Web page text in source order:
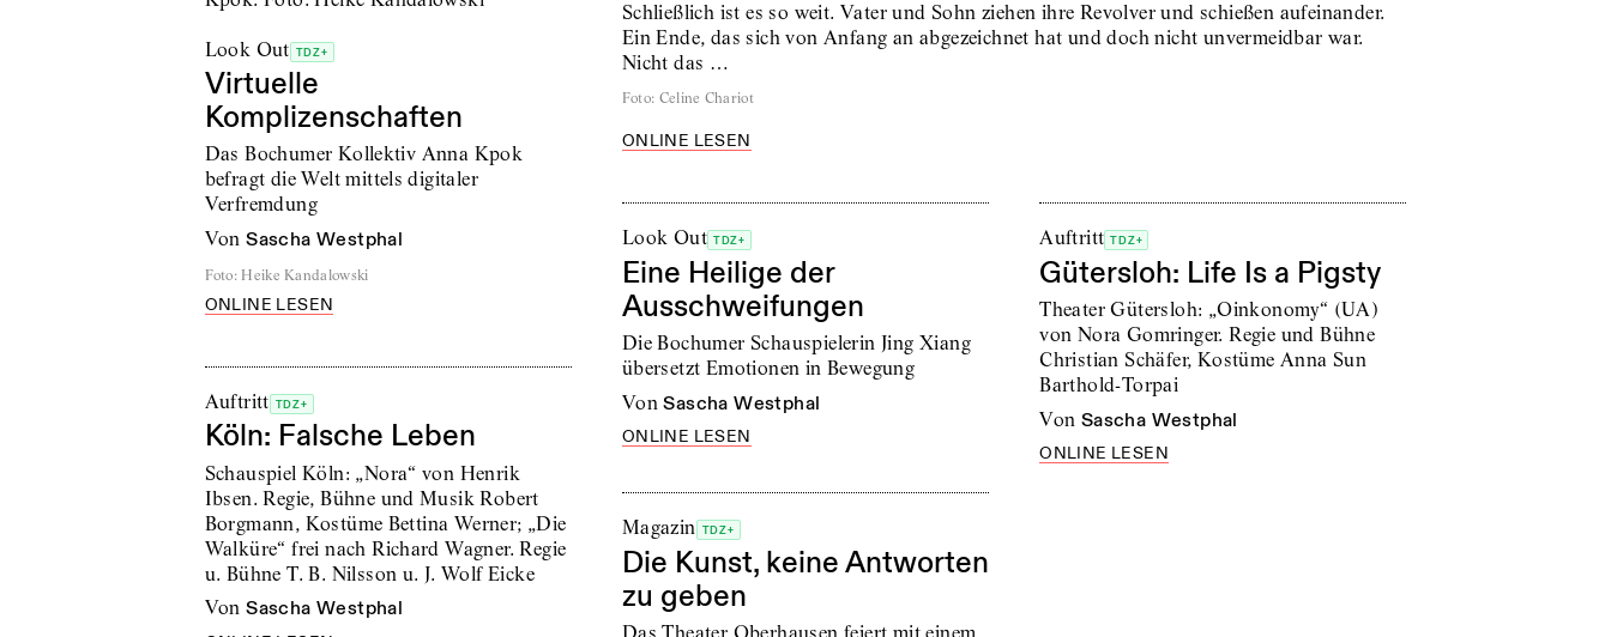
Schließlich ist es so weit. Vater und Sohn ziehen ihre Revolver und schießen aufeinander.
Ein Ende, das sich von Anfang an abgezeichnet hat und doch nicht unvermeidbar war.
Nicht das …
Foto: Celine Chariot
ONLINE LESEN
Look Out TDZ+
Virtuelle
Komplizenschaften
Das Bochumer Kollektiv Anna Kpok
befragt die Welt mittels digitaler
Verfremdung
von Sascha Westphal
Foto: Heike Kandalowski
ONLINE LESEN
Look Out TDZ+
Eine Heilige der
Ausschweifungen
Die Bochumer Schauspielerin Jing Xiang
übersetzt Emotionen in Bewegung
von Sascha Westphal
ONLINE LESEN
Auftritt TDZ+
Gütersloh: Life Is a Pigsty
Theater Gütersloh: „Oinkonomy“ (UA)
von Nora Gomringer. Regie und Bühne
Christian Schäfer, Kostüme Anna Sun
Barthold-Torpai
von Sascha Westphal
ONLINE LESEN
Auftritt TDZ+
Köln: Falsche Leben
Schauspiel Köln: „Nora“ von Henrik
Ibsen. Regie, Bühne und Musik Robert
Borgmann, Kostüme Bettina Werner; „Die
Walküre“ frei nach Richard Wagner. Regie
u. Bühne T. B. Nilsson u. J. Wolf Eicke
von Sascha Westphal
Magazin TDZ+
Die Kunst, keine Antworten
zu geben